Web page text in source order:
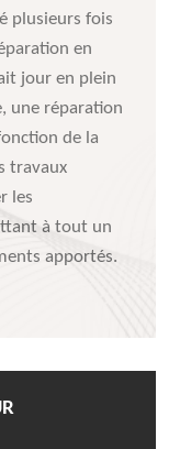
plusieurs fois
en
jour en plein
une réparation
de la
travaux
les
à tout un
apportés.